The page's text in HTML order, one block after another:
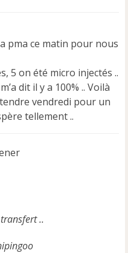
pma ce matin pour nous
5 on été micro injectés ..
dit il y a 100% .. Voilà
vendredi pour un
tellement ..
..